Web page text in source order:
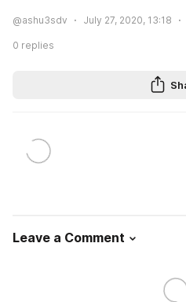
@ashu3sdv July 27, 2020, 13:18
0 replies
Leave a Comment